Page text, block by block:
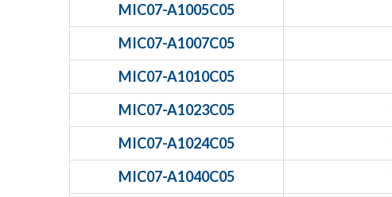
MIC07-A1005C05
MIC07-A1007C05
MIC07-A1010C05
MIC07-A1023C05
MIC07-A1024C05
MIC07-A1040C05